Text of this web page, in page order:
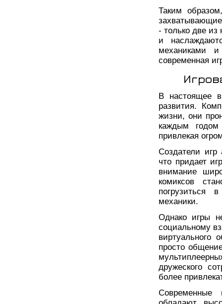
Таким
- только две
и
механиками
современная
В настоящее
развития.
жизни, они
каждым
привлекая
Создатели игр
что придает
внимание
комиксов
погрузиться
механики.
Однако игры
социальному
виртуального
просто
дружеского
более